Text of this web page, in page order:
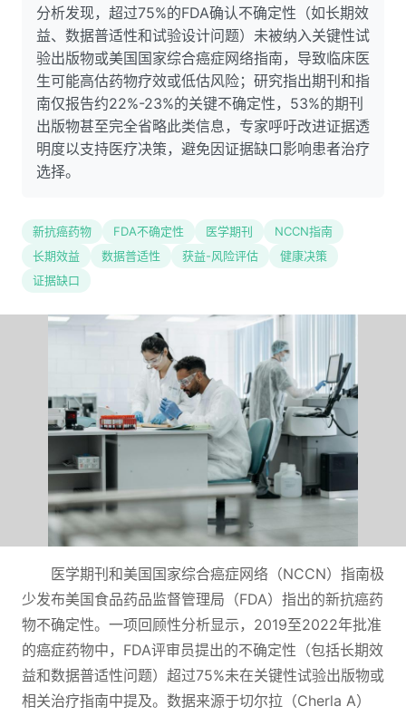
分析发现，超过75%的FDA确认不确定性（如长期效
益、数据普适性和试验设计问题）未被纳入关键性试
验出版物或美国国家综合癌症网络指南，导致临床医
生可能高估药物疗效或低估风险；研究指出期刊和指
南仅报告约22%-23%的关键不确定性，53%的期刊
出版物甚至完全省略此类信息，专家呼吁改进证据透
明度以支持医疗决策，避免因证据缺口影响患者治疗
选择。
新抗癌药物 FDA不确定性 医学期刊
NCCN指南
长期效益
数据普适性 获益-风险评估
健康决策
证据缺口
医学期刊和美国国家综合癌症网络（NCCN）指南极
少发布美国食品药品监督管理局（FDA）指出的新抗癌药
物不确定性。一项回顾性分析显示，2019至2022年批准
的癌症药物中，FDA评审员提出的不确定性（包括长期效
益和数据普适性问题）超过75%未在关键性试验出版物或
相关治疗指南中提及。数据来源于切尔拉（Cherla A）